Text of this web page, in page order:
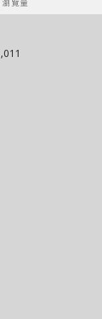
瀏覽量